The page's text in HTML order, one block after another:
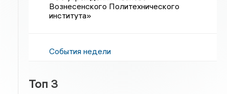
Вознесенского Политехнического
института»
События недели
Топ 3